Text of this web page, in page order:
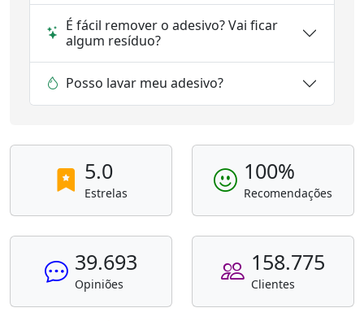
É fácil remover o adesivo? Vai ficar
algum resíduo?
Posso lavar meu adesivo?
5.0
Estrelas
100%
Recomendações
39.693
Opiniões
158.775
Clientes